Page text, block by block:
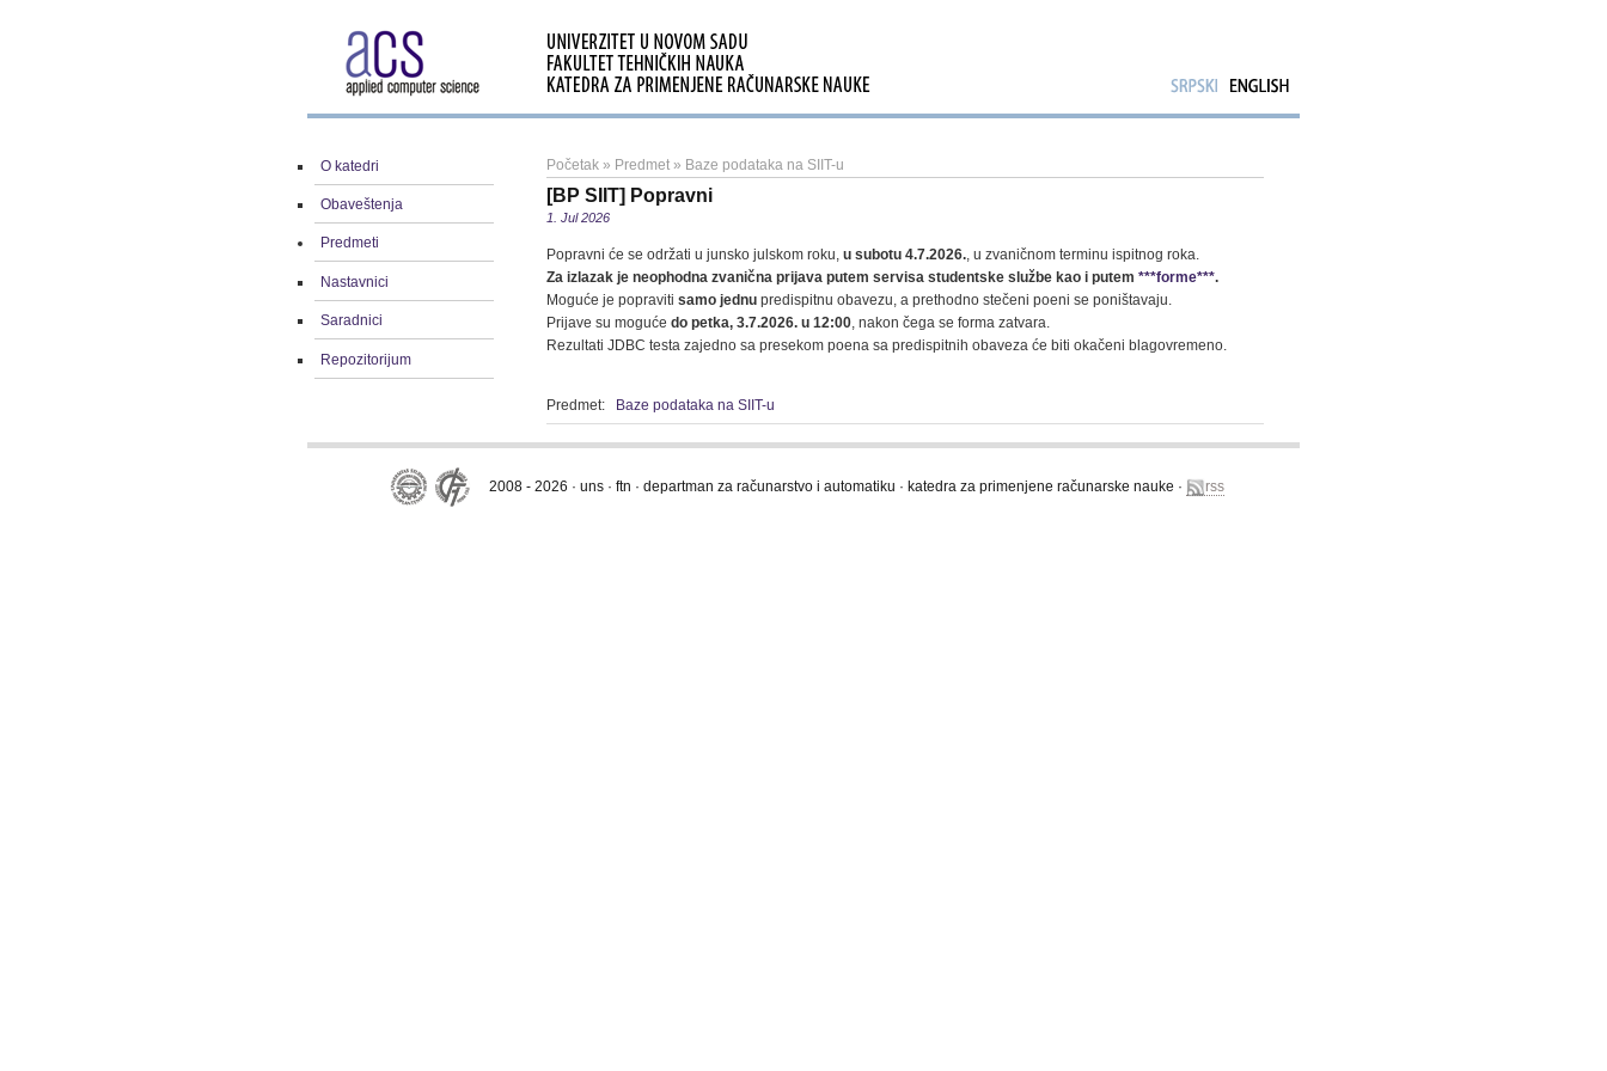
O katedri
Obaveštenja
Predmeti
Nastavnici
Saradnici
Repozitorijum
Početak » Predmet » Baze podataka na SIIT-u
[BP SIIT] Popravni
1. Jul 2026
Popravni će se održati u junsko julskom roku, u subotu 4.7.2026., u zvaničnom terminu ispitnog roka.
Za izlazak je neophodna zvanična prijava putem servisa studentske službe kao i putem ***forme***.
Moguće je popraviti samo jednu predispitnu obavezu, a prethodno stečeni poeni se poništavaju.
Prijave su moguće do petka, 3.7.2026. u 12:00, nakon čega se forma zatvara.
Rezultati JDBC testa zajedno sa presekom poena sa predispitnih obaveza će biti okačeni blagovremeno.
Predmet: Baze podataka na SIIT-u
2008 - 2026 · uns · ftn · departman za računarstvo i automatiku · katedra za primenjene računarske nauke · rss